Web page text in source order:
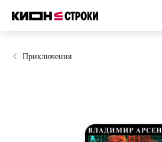
Приключения